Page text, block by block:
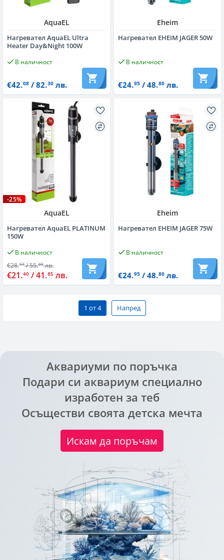
AquaEL
Нагревател AquaEL Ultra
Heater Day&Night 100W
В наличност
€42.08/ 82.30лв.
Eheim
Нагревател EHEIM JAGER 50W
В наличност
€24.95/ 48.80лв.
-25%
AquaEL
Нагревател AquaEL PLATINUM
150W
В наличност
€28.53/ 55.80лв.
€21.40 / 41.85 лв.
Eheim
Нагревател EHEIM JAGER 75W
В наличност
€24.95/ 48.80лв.
1 от 4 Напред
Аквариуми по поръчка
Подари си аквариум специално
изработен за теб
Осъществи своята детска мечта
Искам да поръчам